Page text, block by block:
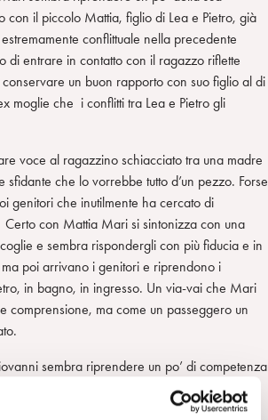
con il piccolo Mattia, figlio di Lea e Pietro, già
conflittuale nella precedente
di entrare in contatto con il ragazzo riflette
un buon rapporto con suo figlio al di
moglie che i conflitti tra Lea e Pietro gli
voce al ragazzino schiacciato tra una madre
sfidante che lo vorrebbe tutto d’un pezzo. Forse
genitori che inutilmente ha cercato di
con Mattia Mari si sintonizza con una
e sembra rispondergli con più fiducia e in
poi arrivano i genitori e riprendono i
in bagno, in ingresso. Un via-vai che Mari
comprensione, ma come un passeggero un
sembra riprendere un po’ di competenza
Guido, un manager, un uomo
di sé, un paziente molto diretto che